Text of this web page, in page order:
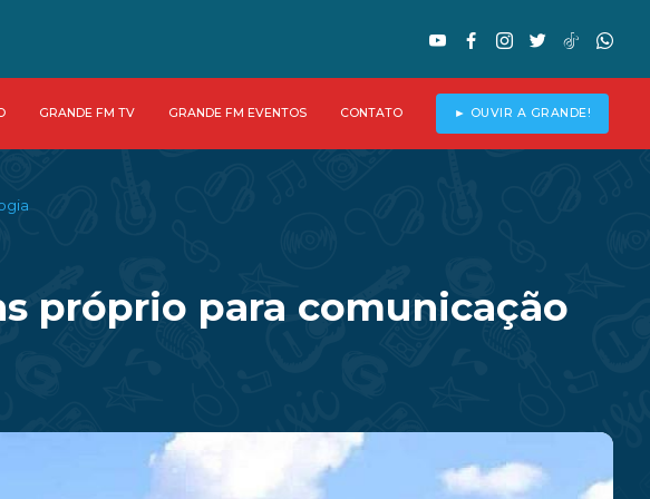
GRANDE FM TV GRANDE FM EVENTOS CONTATO ► OUVIR A GRANDE!
próprio para comunicação